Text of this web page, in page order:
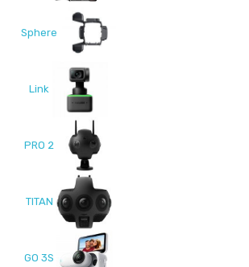
Sphere
Link
PRO 2
TITAN
GO 3S